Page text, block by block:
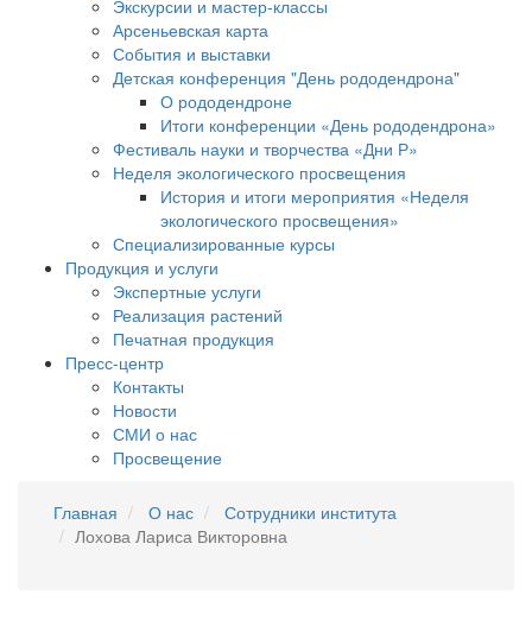
Экскурсии и мастер-классы
Арсеньевская карта
События и выставки
Детская конференция "День рододендрона"
О рододендроне
Итоги конференции «День рододендрона»
Фестиваль науки и творчества «Дни Р»
Неделя экологического просвещения
История и итоги мероприятия «Неделя
экологического просвещения»
Специализированные курсы
Продукция и услуги
Экспертные услуги
Реализация растений
Печатная продукция
Пресс-центр
Контакты
Новости
СМИ о нас
Просвещение
Главная О нас
Сотрудники института
Лохова Лариса Викторовна